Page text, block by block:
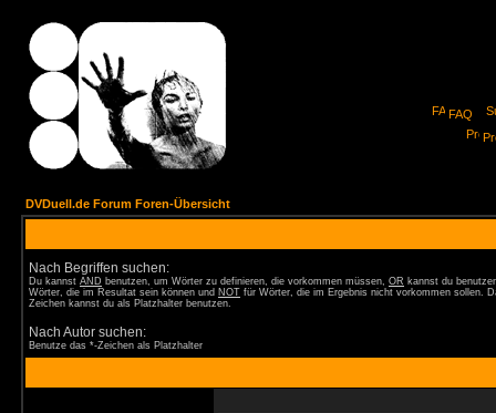
FAQ
DVDuell.de Forum Foren-Übersicht
Nach Begriffen suchen:
Du kannst AND benutzen, um Wörter zu definieren, die vorkommen müssen, OR kannst du
Wörter, die im Resultat sein können und NOT für Wörter, die im Ergebnis nicht vorkommen sollen.
Zeichen kannst du als Platzhalter benutzen.
Nach Autor suchen:
Benutze das *-Zeichen als Platzhalter